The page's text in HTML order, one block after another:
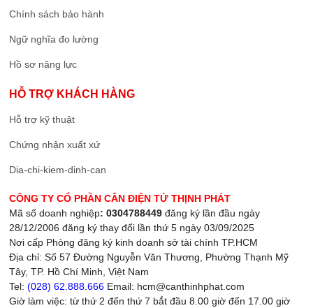
Chính sách bảo hành
Ngữ nghĩa đo lường
Hồ sơ năng lực
HỖ TRỢ KHÁCH HÀNG
Hỗ trợ kỹ thuật
Chứng nhận xuất xứ
Dia-chi-kiem-dinh-can
CÔNG TY CỔ PHẦN CÂN ĐIỆN TỬ THỊNH PHÁT
Mã số doanh nghiệp: 0304788449 đăng ký lần đầu ngày
28/12/2006 đăng ký thay đổi lần thứ 5 ngày 03/09/2025
Nơi cấp Phòng đăng ký kinh doanh sở tài chính TP.HCM
Địa chỉ: Số 57 Đường Nguyễn Văn Thương, Phường Thạnh Mỹ
Tây, TP. Hồ Chí Minh, Việt Nam
Tel:(028) 62.888.666 Email: hcm@canthinhphat.com
Giờ làm việc: từ thứ 2 đến thứ 7 bắt đầu 8.00 giờ đến 17.00 giờ